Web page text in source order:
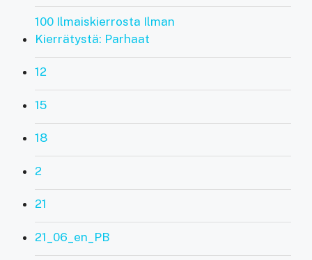
100 Ilmaiskierrosta Ilman
Kierrätystä: Parhaat
12
15
18
2
21
21_06_en_PB